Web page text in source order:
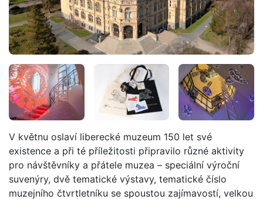
V květnu oslaví liberecké muzeum 150 let své
existence a při té příležitosti připravilo různé aktivity
pro návštěvníky a přátele muzea – speciální výroční
suvenýry, dvě tematické výstavy, tematické číslo
muzejního čtvrtletníku se spoustou zajímavostí, velkou